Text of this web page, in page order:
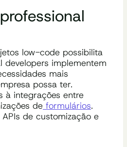
low-code possibilita
developers implementem
mais
possa ter.
à integrações entre
de formulários.
de customização e